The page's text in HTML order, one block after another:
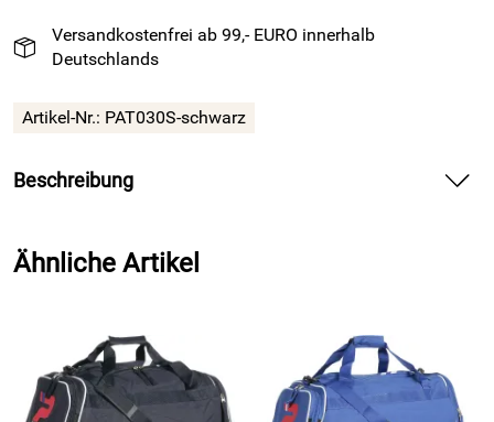
Versandkostenfrei ab 99,- EURO innerhalb
Deutschlands
Artikel-Nr.: PAT030S-schwarz
Beschreibung
Belgien trägt dein Training stilvoll und robust durch den Tag.
Qualität aus 100 Prozent Polyester und nutze den
komfortablen Schulterriemen auf dem Weg ins Training.
Packe Schuhe, Handtuch und Trinkflasche geordnet ein und
starte dein Workout ohne Hektik.
Ähnliche Artikel